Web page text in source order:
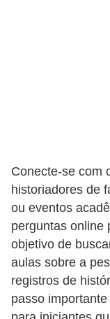
Conecte-se com
historiadores de
ou eventos
perguntas online
objetivo de
aulas sobre a
registros de
passo